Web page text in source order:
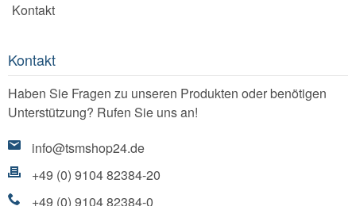
Kontakt
Kontakt
Haben Sie Fragen zu unseren Produkten oder benötigen
Unterstützung? Rufen Sie uns an!
info@tsmshop24.de
+49 (0) 9104 82384-20
+49 (0) 9104 82384-0